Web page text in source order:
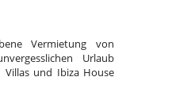
Vermietung von
Urlaub
Villas und Ibiza House